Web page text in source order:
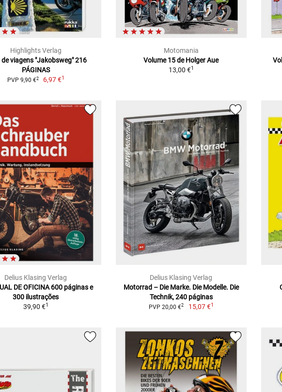
Highlights Verlag
viagens "Jakobsweg" 216
PÁGINAS
PVP 9,90 €2 6,97 €1
Motomania
Volume 15 de Holger Aue
13,00 €1
Delius Klasing Verlag
DE OFICINA 600 páginas e
300 ilustrações
39,90 €1
Delius Klasing Verlag
Motorrad – Die Marke. Die Modelle. Die
Technik, 240 páginas
PVP 20,00 €2 15,07 €1